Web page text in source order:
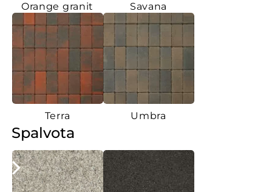
Orange granit Savana
Terra Umbra
Spalvota